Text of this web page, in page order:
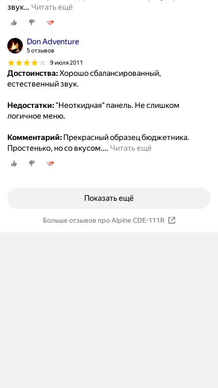
звук… Читать ещё
Don Adventure
5 отзывов
9 июля 2011
Достоинства:Хорошо сбалансированный,
естественный звук.
Недостатки: "Неоткидная" панель. Не слишком
логичное меню.
Комментарий: Прекрасный образец бюджетника.
Простенько, но со вкусом.… Читать ещё
Показать ещё
Больше отзывов про Alpine CDE-111R